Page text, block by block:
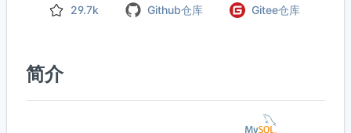
29.7k Github仓库 Gitee仓库
简介